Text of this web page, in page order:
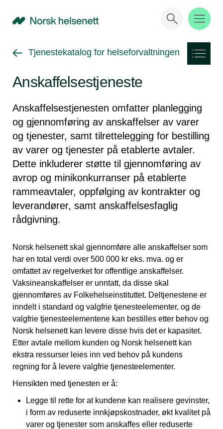
NHN
Gå tilbake til
Tjenestekatalog for helseforvaltningen
Anskaffelsestjeneste
Anskaffelsestjenesten omfatter planlegging
og gjennomføring av anskaffelser av varer
og tjenester, samt tilrettelegging for bestilling
av varer og tjenester på etablerte avtaler.
Dette inkluderer støtte til gjennomføring av
avrop og minikonkurranser på etablerte
rammeavtaler, oppfølging av kontrakter og
leverandører, samt anskaffelsesfaglig
rådgivning.
Norsk helsenett skal gjennomføre alle anskaffelser som
har en total verdi over 500 000 kr eks. mva. og er
omfattet av regelverket for offentlige anskaffelser.
Vaksineanskaffelser er unntatt, da disse skal
gjennomføres av Folkehelseinstituttet. Deltjenestene er
inndelt i standard og valgfrie tjenesteelementer, og de
valgfrie tjenesteelementene kan bestilles etter behov og
Norsk helsenett kan levere disse hvis det er kapasitet.
Etter avtale mellom kunden og Norsk helsenett kan
ekstra ressurser leies inn ved behov på kundens
regning for å levere valgfrie tjenesteelementer.
Hensikten med tjenesten er å:
Legge til rette for at kundene kan realisere gevinster,
i form av reduserte innkjøpskostnader, økt kvalitet på
varer og tjenester som anskaffes eller reduserte